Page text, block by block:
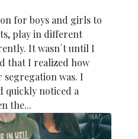
for boys and girls to
play in different
It wasn´t until I
that I realized how
was. I
quickly noticed a
the...